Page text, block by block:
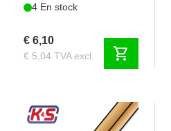
4 En stock
€ 6,10
€ 5,04 TVA excl. shopping_cart